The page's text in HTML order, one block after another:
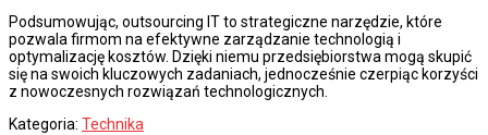
Podsumowując, outsourcing IT to strategiczne narzędzie, które
pozwala firmom na efektywne zarządzanie technologią i
optymalizację kosztów. Dzięki niemu przedsiębiorstwa mogą skupić
się na swoich kluczowych zadaniach, jednocześnie czerpiąc korzyści
z nowoczesnych rozwiązań technologicznych.
Kategoria: Technika